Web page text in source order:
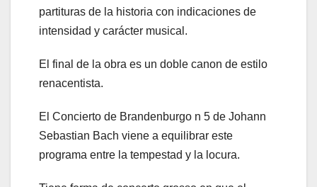
partituras de la historia con indicaciones de
intensidad y carácter musical.
El final de la obra es un doble canon de estilo
renacentista.
El Concierto de Brandenburgo n 5 de Johann
Sebastian Bach viene a equilibrar este
programa entre la tempestad y la locura.